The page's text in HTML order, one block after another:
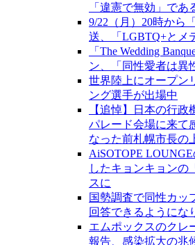
「違憲で無効」であ
9/22（月）20時から
送、「LGBTQ+とメ
「The Wedding
ン、「同性愛者は異
世界陸上にオープン
ング選手が出場中
【追悼】日本の行
パレード会場に来て
なった前札幌市長の
AiSOTOPE
したキョンキョンの
スに
国勢調査で同性カッ
回答できるようにな
エムポックスのクレ
報告、感染拡大の兆